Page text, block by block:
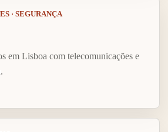
· SEGURANÇA
em Lisboa com telecomunicações e